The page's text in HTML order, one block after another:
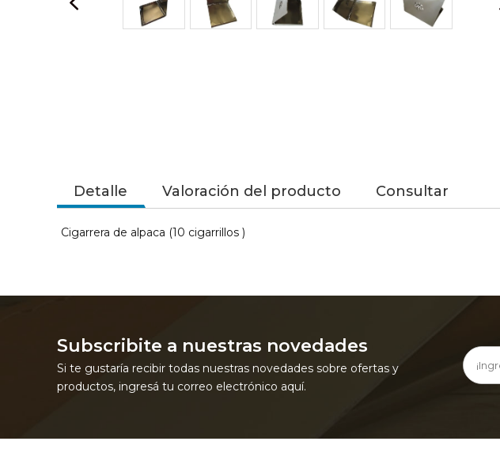
Detalle Valoración del producto Consultar
Cigarrera de alpaca (10 cigarrillos )
Subscribite a nuestras novedades
Si te gustaría recibir todas nuestras novedades sobre ofertas y
productos, ingresá tu correo electrónico aquí.